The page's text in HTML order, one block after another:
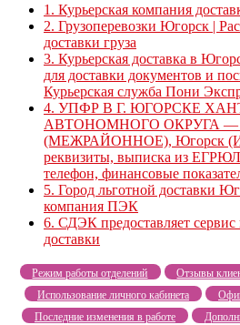
1. Курьерская компания
2. Грузоперевозки Югорск |
доставки груза
3. Курьерская доставка в
для доставки документов и
Курьерская служба Пони
4. УПФР В Г. ЮГОРСКЕ
АВТОНОМНОГО ОКРУГА
(МЕЖРАЙОННОЕ), Югорск
реквизиты, выписка из ЕГРЮЛ,
телефон, финансовые
5. Город льготной доставки
компания ПЭК
6. СДЭК предоставляет сервис
доставки
Режим работы отделений Отзывы
Использование личного кабинета
Последние изменения в работе